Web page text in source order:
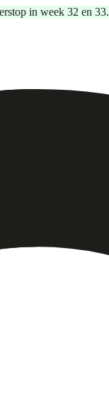
in week 32 en 33.